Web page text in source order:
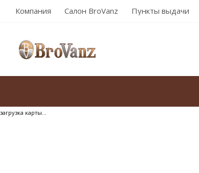
Компания Салон BroVanz Пункты выдачи
загрузка карты...